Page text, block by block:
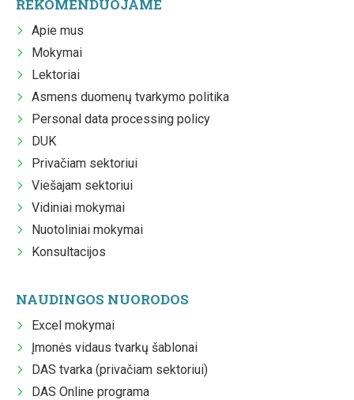
REKOMENDUOJAME
Apie mus
Mokymai
Lektoriai
Asmens duomenų tvarkymo politika
Personal data processing policy
DUK
Privačiam sektoriui
Viešajam sektoriui
Vidiniai mokymai
Nuotoliniai mokymai
Konsultacijos
NAUDINGOS NUORODOS
Excel mokymai
Įmonės vidaus tvarkų šablonai
DAS tvarka (privačiam sektoriui)
DAS Online programa